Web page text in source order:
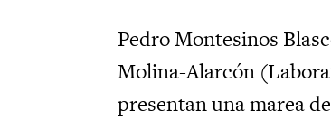
Pedro Montesinos
Molina-Alarcón
presentan una marea